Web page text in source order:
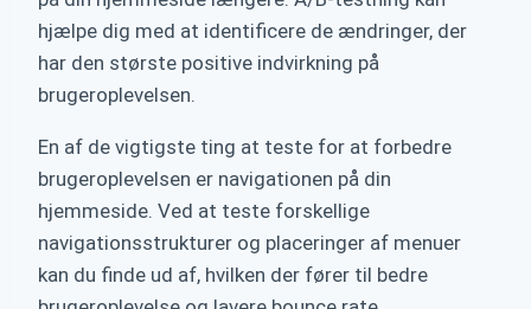
hjælpe dig med at identificere de ændringer, der
har den største positive indvirkning på
brugeroplevelsen.
En af de vigtigste ting at teste for at forbedre
brugeroplevelsen er navigationen på din
hjemmeside. Ved at teste forskellige
navigationsstrukturer og placeringer af menuer
kan du finde ud af, hvilken der fører til bedre